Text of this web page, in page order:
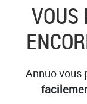
VOUS
Annuo vous